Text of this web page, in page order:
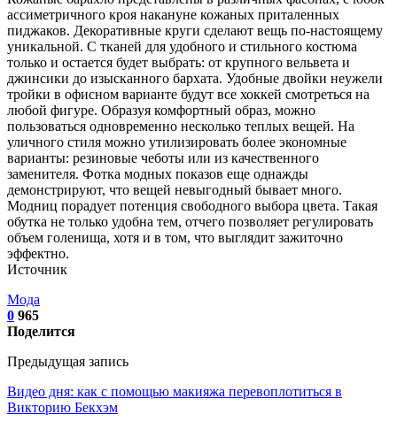
Источник
Мода
0 965
Поделится
Предыдущая запись
Видео дня: как с помощью макияжа перевоплотиться в
Викторию Бекхэм